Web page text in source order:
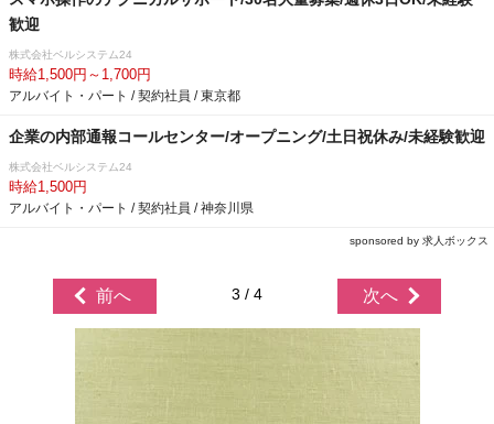
歓迎
株式会社ベルシステム24
時給1,500円～1,700円
アルバイト・パート / 契約社員 / 東京都
企業の内部通報コールセンター/オープニング/土日祝休み/未経験歓迎
株式会社ベルシステム24
時給1,500円
アルバイト・パート / 契約社員 / 神奈川県
sponsored by 求人ボックス
前へ 3 / 4 次へ